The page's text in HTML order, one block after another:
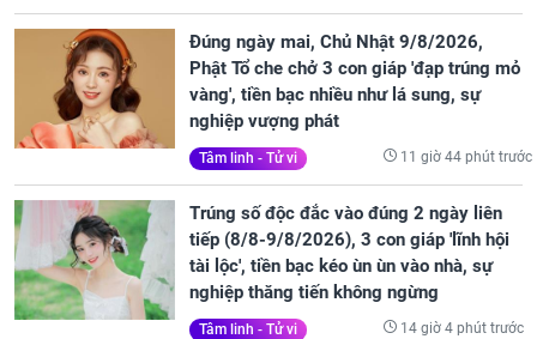
Đúng ngày mai, Chủ Nhật 9/8/2026,
Phật Tổ che chở 3 con giáp 'đạp trúng mỏ
vàng', tiền bạc nhiều như lá sung, sự
nghiệp vượng phát
Tâm linh - Tử vi 11 giờ 44 phút trước
Trúng số độc đắc vào đúng 2 ngày liên
tiếp (8/8-9/8/2026), 3 con giáp 'lĩnh hội
tài lộc', tiền bạc kéo ùn ùn vào nhà, sự
nghiệp thăng tiến không ngừng
Tâm linh - Tử vi 14 giờ 4 phút trước